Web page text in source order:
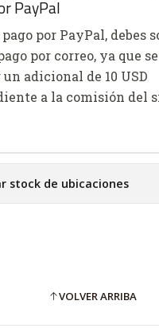
PayPal
pago por PayPal, debes
por correo, ya que
adicional de 10 USD
a la comisión del
stock de ubicaciones
VOLVER ARRIBA